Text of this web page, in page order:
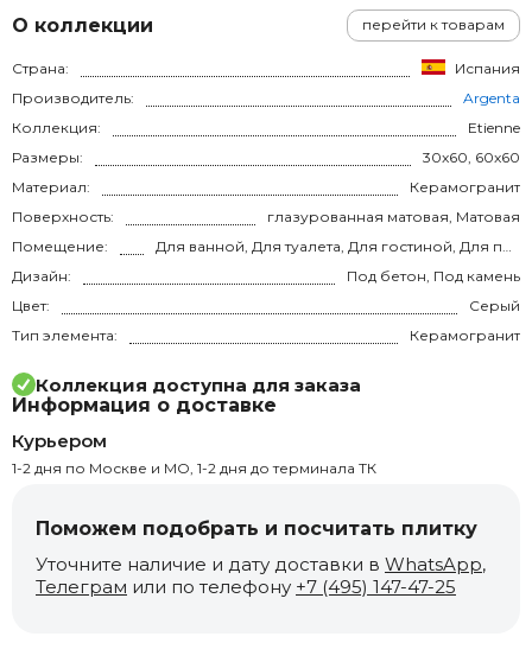
О коллекции перейти к товарам
Страна:
Испания
Производитель:
Argenta
Коллекция:
Etienne
Размеры:
30x60, 60x60
Материал:
Керамогранит
Поверхность:
глазурованная матовая, Матовая
Помещение:
Для ванной, Для туалета, Для гостиной, Для прихожей, Для кухни, Для спальни, на теплый пол
Дизайн:
Под бетон, Под камень
Цвет:
Серый
Тип элемента:
Керамогранит
Коллекция доступна для заказа
Информация о доставке
Курьером
1-2 дня по Москве и МО, 1-2 дня до терминала ТК
Поможем подобрать и посчитать плитку
Уточните наличие и дату доставки в WhatsApp,
Телеграм или по телефону +7 (495) 147-47-25